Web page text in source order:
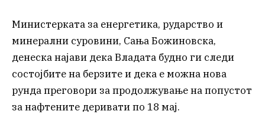
Министерката за енергетика, рударство и
минерални суровини, Сања Божиновска,
денеска најави дека Владата будно ги следи
состојбите на берзите и дека е можна нова
рунда преговори за продолжување на попустот
за нафтените деривати по 18 мај.